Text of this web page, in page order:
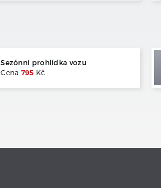
Sezónní prohlídka vozu
Cena 795 Kč